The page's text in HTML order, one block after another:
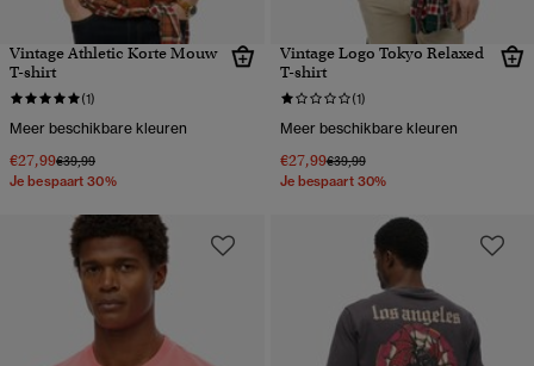
Vintage Athletic Korte Mouw
T-shirt
(1)
Meer beschikbare kleuren
€27,99Prijs verlaagd van
€39,99naar
Je bespaart 30%
Vintage Logo Tokyo Relaxed
T-shirt
(1)
Meer beschikbare kleuren
€27,99Prijs verlaagd van
€39,99naar
Je bespaart 30%